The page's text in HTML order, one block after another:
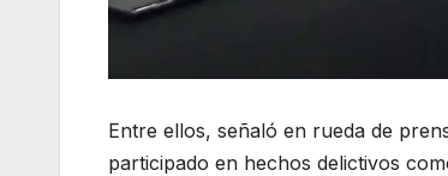
Entre ellos, señaló en rueda de
participado en hechos delictivos